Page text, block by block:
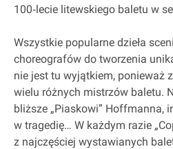
100‐lecie litewskiego baletu w
Wszystkie popularne dzieła
choreografów do tworzenia
nie jest tu wyjątkiem, ponieważ
wielu różnych mistrzów baletu.
bliższe „Piaskowi” Hoffmanna,
w tragedię… W każdym razie
z najczęściej wystawianych